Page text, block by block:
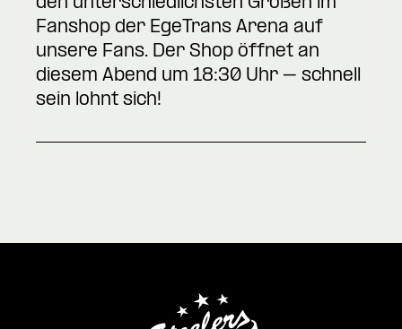
Fanshop der EgeTrans Arena auf
unsere Fans. Der Shop öffnet an
diesem Abend um 18:30 Uhr – schnell
sein lohnt sich!